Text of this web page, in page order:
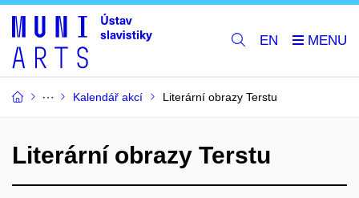
EN
Kalendář akcí Literární obrazy Terstu
Literární obrazy Terstu